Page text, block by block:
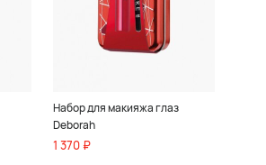
Набор для макияжа глаз
Deborah
1 370 ₽